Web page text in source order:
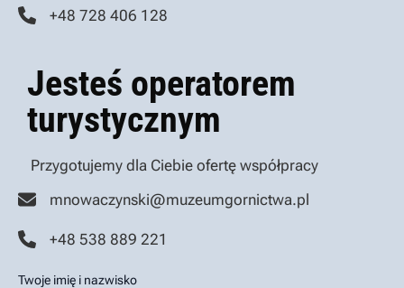
+48 728 406 128
Jesteś operatorem
turystycznym
Przygotujemy dla Ciebie ofertę współpracy
mnowaczynski@muzeumgornictwa.pl
+48 538 889 221
Twoje imię i nazwisko